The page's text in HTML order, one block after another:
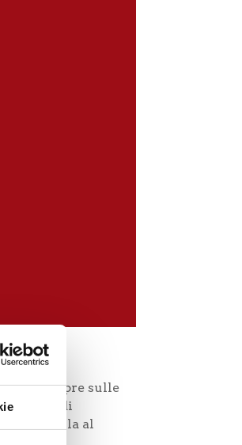
sempre sulle
ricco di
, e prepararla al